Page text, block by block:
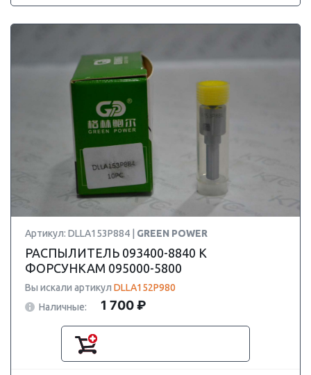
Артикул: DLLA153P884 | GREEN POWER
РАСПЫЛИТЕЛЬ 093400-8840 К
ФОРСУНКАМ 095000-5800
Вы искали артикул DLLA152P980
Наличные:
1 700 ₽